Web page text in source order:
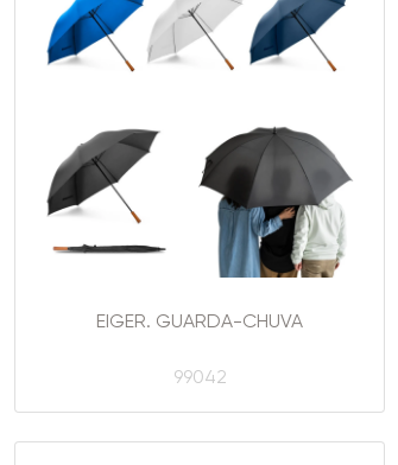
EIGER. GUARDA-CHUVA
99042